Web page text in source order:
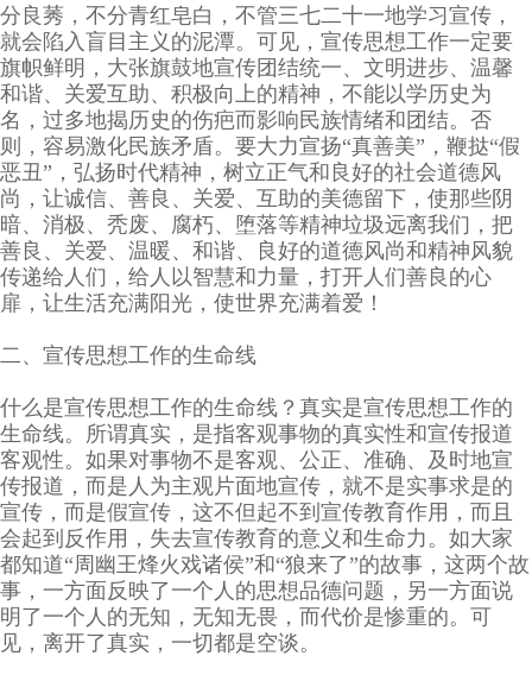
分良莠，不分青红皂白，不管三七二十一地学习宣传，
就会陷入盲目主义的泥潭。可见，宣传思想工作一定要
旗帜鲜明，大张旗鼓地宣传团结统一、文明进步、温馨
和谐、关爱互助、积极向上的精神，不能以学历史为
名，过多地揭历史的伤疤而影响民族情绪和团结。否
则，容易激化民族矛盾。要大力宣扬“真善美”，鞭挞“假
恶丑”，弘扬时代精神，树立正气和良好的社会道德风
尚，让诚信、善良、关爱、互助的美德留下，使那些阴
暗、消极、秃废、腐朽、堕落等精神垃圾远离我们，把
善良、关爱、温暖、和谐、良好的道德风尚和精神风貌
传递给人们，给人以智慧和力量，打开人们善良的心
扉，让生活充满阳光，使世界充满着爱！
二、宣传思想工作的生命线
什么是宣传思想工作的生命线？真实是宣传思想工作的
生命线。所谓真实，是指客观事物的真实性和宣传报道
客观性。如果对事物不是客观、公正、准确、及时地宣
传报道，而是人为主观片面地宣传，就不是实事求是的
宣传，而是假宣传，这不但起不到宣传教育作用，而且
会起到反作用，失去宣传教育的意义和生命力。如大家
都知道“周幽王烽火戏诸侯”和“狼来了”的故事，这两个故
事，一方面反映了一个人的思想品德问题，另一方面说
明了一个人的无知，无知无畏，而代价是惨重的。可
见，离开了真实，一切都是空谈。